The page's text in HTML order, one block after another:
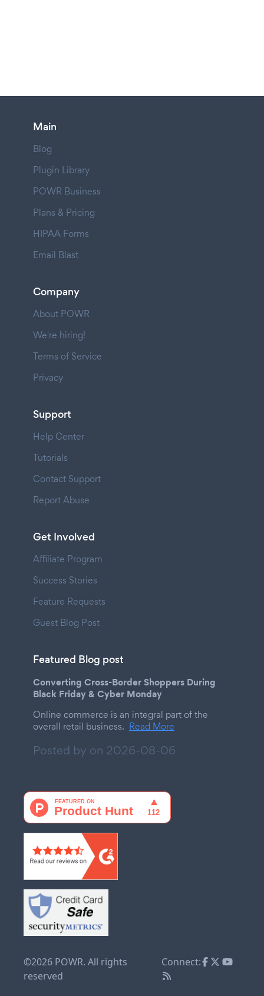
Main
Blog
Plugin Library
POWR Business
Plans & Pricing
HIPAA Forms
Email Blast
Company
About POWR
We're hiring!
Terms of Service
Privacy
Support
Help Center
Tutorials
Contact Support
Report Abuse
Get Involved
Affiliate Program
Success Stories
Feature Requests
Guest Blog Post
Featured Blog post
Converting Cross-Border Shoppers During
Black Friday & Cyber Monday
Online commerce is an integral part of the
overall retail business. Read More
Posted by on 2026-08-06
©2026 POWR. All rights
reserved
Connect: